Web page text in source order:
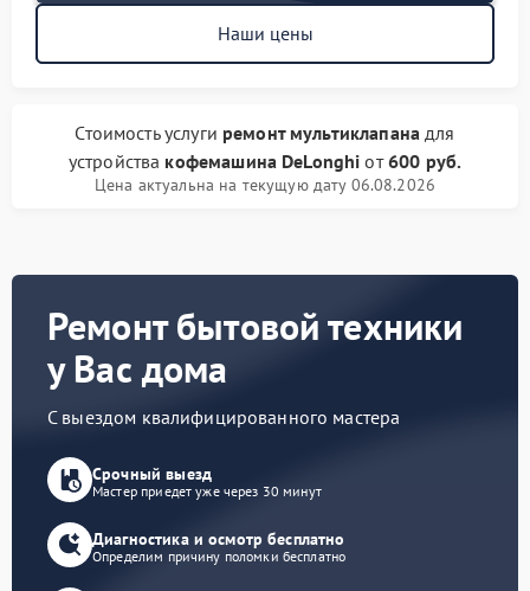
Наши цены
Стоимость услуги ремонт мультиклапанадля
устройства кофемашина DeLonghi от600 руб.
Цена актуальна на текущую дату 06.08.2026
Ремонт бытовой техники
у Вас дома
С выездом квалифицированного мастера
Срочный выезд
Мастер приедет уже через 30 минут
Диагностика и осмотр бесплатно
Определим причину поломки бесплатно